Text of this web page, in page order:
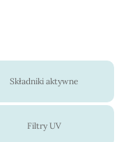
Składniki aktywne
Filtry UV